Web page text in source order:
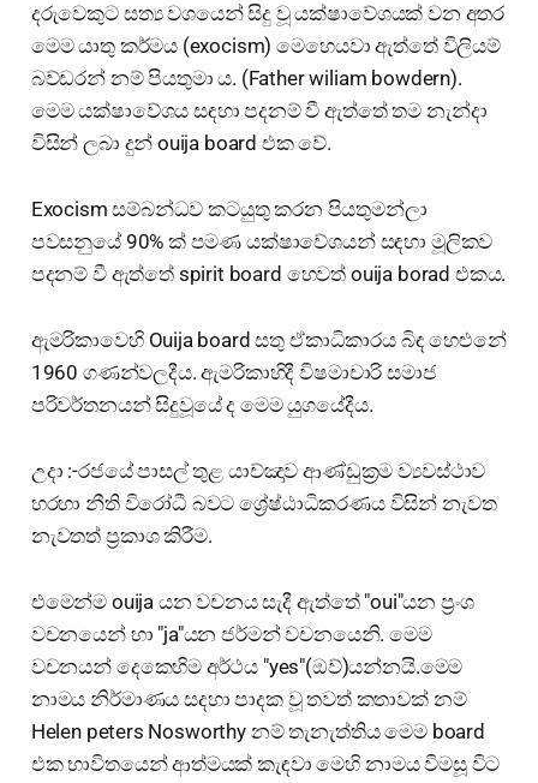
දරුවෙකුට සත්‍ය වශයෙන් සිදු වූ යක්ෂාවේශයක් වන අතර
මෙම යාතු කර්මය (exocism) මෙහෙයවා ඇත්තේ විලියම්
බව්ඩරන් නම් පියතුමා ය. (Father wiliam bowdern).
මෙම යක්ෂාවේශය සඳහා පදනම් වී ඇත්තේ තම නැන්දා
විසින් ලබා දුන් ouija board එක වේ.
Exocism සම්බන්ධව කටයුතු කරන පියතුමන්ලා
පවසනුයේ 90% ක් පමණ යක්ෂාවේශයන් සඳහා මූලිකව
පදනම් වී ඇත්තේ spirit board හෙවත් ouija borad එකය.
ඇමරිකාවෙහි Ouija board සතු ඒකාධිකාරය බිඳ හෙළුනේ
1960 ගණන්වලදීය. ඇමරිකාහිදී විෂමාචාරි සමාජ
පරිවර්තනයන් සිදුවූයේ ද මෙම යුගයේදීය.
උදා :-රජයේ පාසල් තුළ යාච්ඤාව ආණ්ඩුක්‍රම ව්‍යවස්ථාව
හරහා නීති විරෝධී බවට ශ්‍රේෂ්ඨාධිකරණය විසින් නැවත
නැවතත් ප්‍රකාශ කිරීම.
එමෙන්ම ouija යන වචනය සැදී ඇත්තේ "oui"යන ප්‍රංශ
වචනයෙන් හා "ja"යන ජර්මන් වචනයෙනි. මෙම
වචනයන් දෙකෙහිම අර්ථය "yes"(ඔව්)යන්නයි.මෙම
නාමය නිර්මාණය සදහා පාදක වූ තවත් කතාවක් නම්
Helen peters Nosworthy නම් තැනැත්තිය මෙම board
එක භාවිතයෙන් ආත්මයක් කැඳවා මෙහි නාමය විමසූ විට